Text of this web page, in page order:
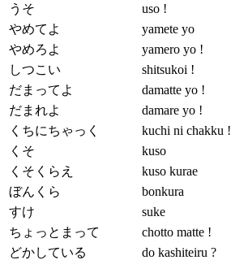
うそ
uso !
やめてよ
yamete yo
やめろよ
yamero yo !
しつこい
shitsukoi !
だまってよ
damatte yo !
だまれよ
damare yo !
くちにちゃっく
kuchi ni chakku !
くそ
kuso
くそくらえ
kuso kurae
ぼんくら
bonkura
すけ
suke
ちょっとまって
chotto matte !
どかしている
do kashiteiru ?